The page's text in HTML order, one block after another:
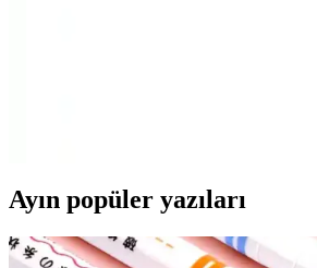
Ayın popüler yazıları